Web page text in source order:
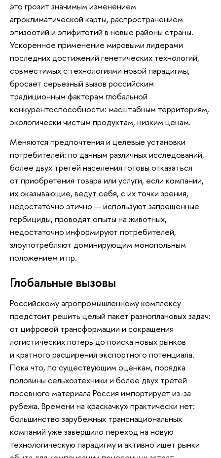
это грозит значимым изменением
агроклиматической карты, распространением
эпизоотий и эпифитотий в новые районы страны.
Ускоренное применение мировыми лидерами
последних достижений генетических технологий,
совместимых с технологиями новой парадигмы,
бросает серьезный вызов российским
традиционным факторам глобальной
конкурентоспособности: масштабным территориям,
экологически чистым продуктам, низким ценам.
Меняются предпочтения и целевые установки
потребителей: по данным различных исследований,
более двух третей населения готовы отказаться
от приобретения товара или услуги, если компании,
их оказывающие, ведут себя, с их точки зрения,
недостаточно этично — используют запрещенные
гербициды, проводят опыты на животных,
недостаточно информируют потребителей,
злоупотребляют доминирующим монопольным
положением и пр.
Глобальные вызовы
Российскому агропромышленному комплексу
предстоит решить целый пакет разноплановых задач:
от цифровой трансформации и сокращения
логистических потерь до поиска новых рынков
и кратного расширения экспортного потенциала.
Пока что, по существующим оценкам, порядка
половины сельхозтехники и более двух третей
посевного материала Россия импортирует из-за
рубежа. Времени на «раскачку» практически нет:
большинство зарубежных транснациональных
компаний уже завершило переход на новую
технологическую парадигму и активно ищет рынки